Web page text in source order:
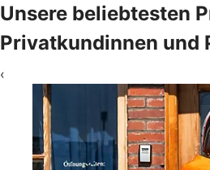
Unsere beliebtesten
Privatkundinnen und
‹